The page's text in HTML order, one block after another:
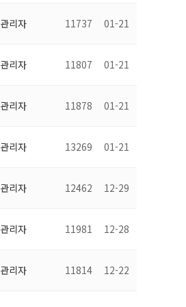
관리자 11737 01-21
관리자 11807 01-21
관리자 11878 01-21
관리자 13269 01-21
관리자 12462 12-29
관리자 11981 12-28
관리자 11814 12-22